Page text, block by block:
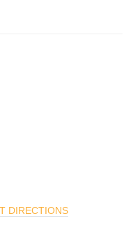
DIRECTIONS